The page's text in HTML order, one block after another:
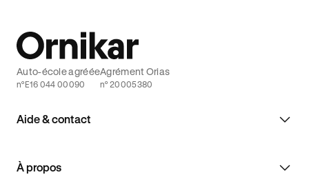
Aide & contact
À propos
Auto-école agréée
n°E16 044 00090
Agrément Orias
n° 20005380